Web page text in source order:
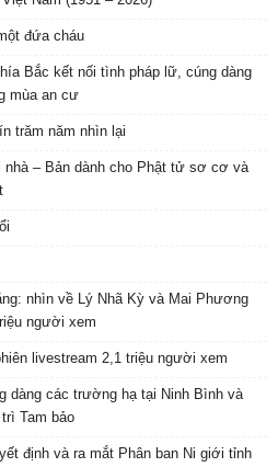
đứa cháu
Bắc kết nối tình pháp lữ, cúng dàng
mùa an cư
trăm năm nhìn lại
nhà – Bản dành cho Phật tử sơ cơ và
nhìn về Lý Nhã Kỳ và Mai Phương
người xem
livestream 2,1 triệu người xem
dàng các trường hạ tại Ninh Bình và
Tam bảo
định và ra mắt Phân ban Ni giới tỉnh